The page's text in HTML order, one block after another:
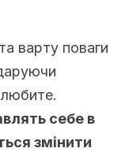
варту поваги
любите.
себе в
змінити